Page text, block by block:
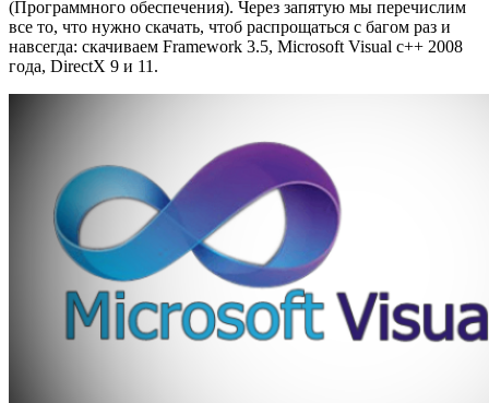
(Программного обеспечения). Через запятую мы перечислим
все то, что нужно скачать, чтоб распрощаться с багом раз и
навсегда: скачиваем Framework 3.5, Microsoft Visual c++ 2008
года, DirectX 9 и 11.